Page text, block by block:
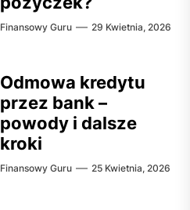
Finansowy Guru 29 Kwietnia, 2026
Odmowa kredytu
przez bank –
powody i dalsze
kroki
Finansowy Guru 25 Kwietnia, 2026